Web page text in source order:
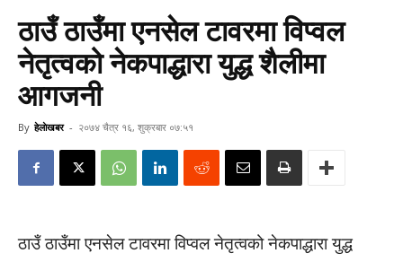
ठाउँ ठाउँमा एनसेल टावरमा विप्वल
नेतृत्वको नेकपाद्धारा युद्ध शैलीमा
आगजनी
By हेलाेखबर - २०७४ चैत्र १६, शुक्रबार ०७:५१
ठाउँ ठाउँमा एनसेल टावरमा विप्वल नेतृत्वको नेकपाद्धारा युद्ध